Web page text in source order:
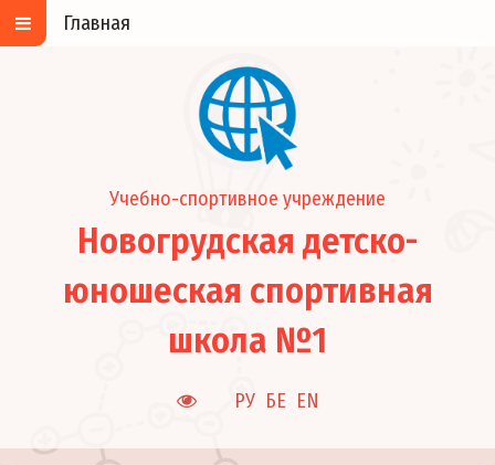
Учебно-спортивное учреждение
Новогрудская детско-
юношеская спортивная
школа №1
РУ БЕ EN
Главная